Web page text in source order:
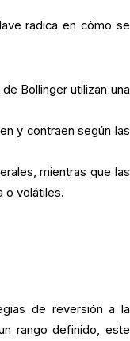
radica en cómo se
Bollinger utilizan una
y contraen según las
mientras que las
o volátiles.
de reversión a la
rango definido, este